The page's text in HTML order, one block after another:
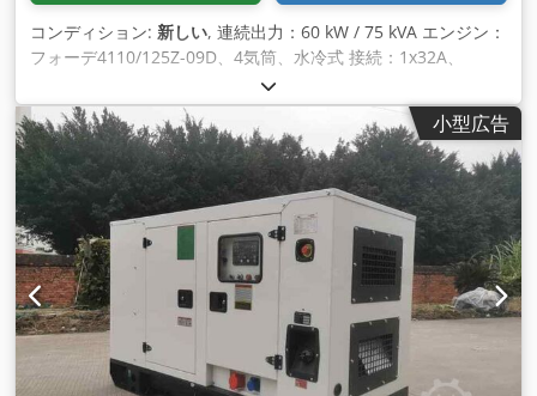
コンディション: 新しい, 連続出力：60 kW / 75 kVA エンジン：
フォーデ4110/125Z-09D、4気筒、水冷式 接続：1x32A、
1x64A 1x220V ソケットまたはサーキットブレーカ、オプショ
ンの125Aソケット 周波数：50Hz 電圧：400/230V 電子制御式
スピードコントロール、AVR、バッテリーチャージャー、プレ
ヒーター含む Comap AMF8コントロールとジェネレーターメ
インサプライ Dedpfxsnkb U Se Aliowa FIプロテクション
小型広告